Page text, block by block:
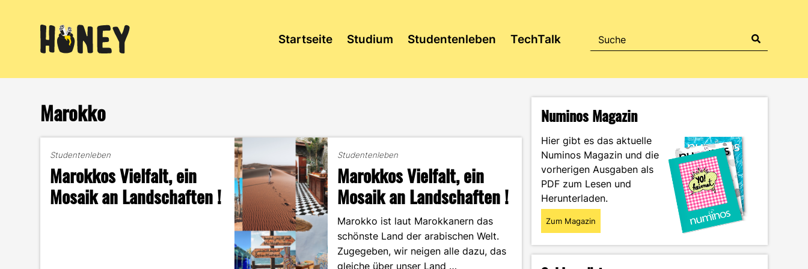
Startseite Studium Studentenleben TechTalk
Marokko
Studentenleben
Marokkos Vielfalt, ein
Mosaik an Landschaften !
Studentenleben
Marokkos Vielfalt, ein
Mosaik an Landschaften !
Marokko ist laut Marokkanern das
schönste Land der arabischen Welt.
Zugegeben, wir neigen alle dazu, das
gleiche über unser Land …
Numinos Magazin
Hier gibt es das aktuelle
Numinos Magazin und die
vorherigen Ausgaben als
PDF zum Lesen und
Herunterladen.
Zum Magazin